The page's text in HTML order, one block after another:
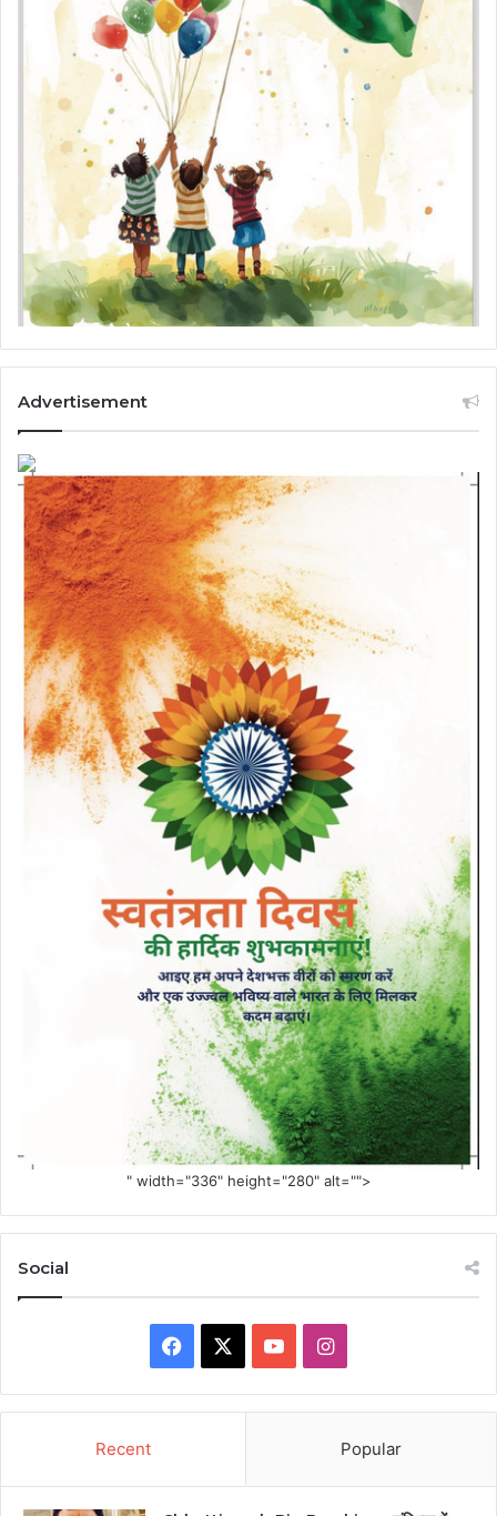
Advertisement
" width="336" height="280" alt="">
Social
Facebook YouTubeInstagram
Recent Popular